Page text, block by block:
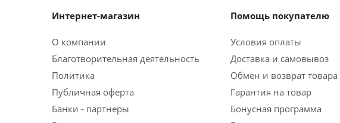
Интернет-магазин
О компании
Благотворительная деятельность
Политика
Публичная оферта
Банки - партнеры
Помощь покупателю
Условия оплаты
Доставка и самовывоз
Обмен и возврат товара
Гарантия на товар
Бонусная программа